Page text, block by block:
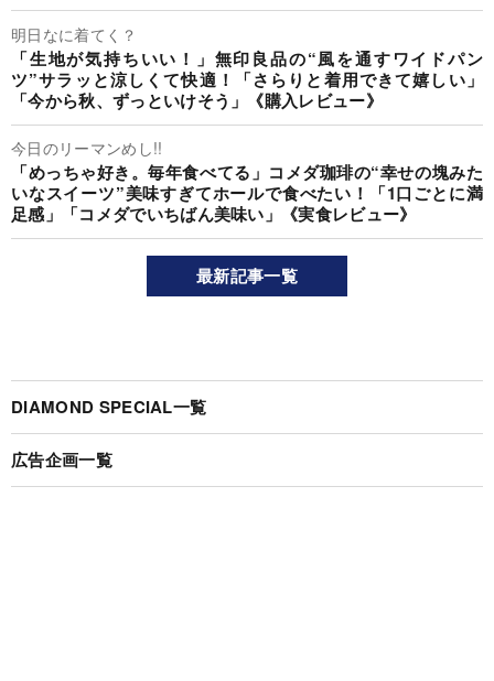
明日なに着てく？
「生地が気持ちいい！」無印良品の“風を通すワイドパン
ツ”サラッと涼しくて快適！「さらりと着用できて嬉しい」
「今から秋、ずっといけそう」《購入レビュー》
今日のリーマンめし!!
「めっちゃ好き。毎年食べてる」コメダ珈琲の“幸せの塊みた
いなスイーツ”美味すぎてホールで食べたい！「1口ごとに満
足感」「コメダでいちばん美味い」《実食レビュー》
最新記事一覧
DIAMOND SPECIAL一覧
広告企画一覧